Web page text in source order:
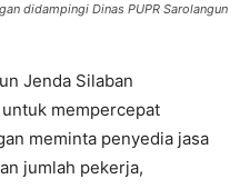
didampingi Dinas PUPR Sarolangun
Jenda Silaban
mempercepat
meminta penyedia jasa
jumlah pekerja,